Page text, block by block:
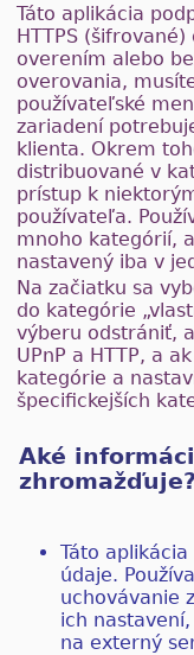
Táto aplikácia
HTTPS
overením alebo
overovania,
používateľské
zariadení
klienta. Okrem
distribuované v
prístup k
používateľa.
mnoho kategórií,
nastavený iba v
Na začiatku sa
do kategórie
výberu odstrániť,
UPnP a HTTP, a
kategórie a
špecifickejších
Aké
zhromažďuje?
Táto
údaje.
uchovávanie
ich
na externý